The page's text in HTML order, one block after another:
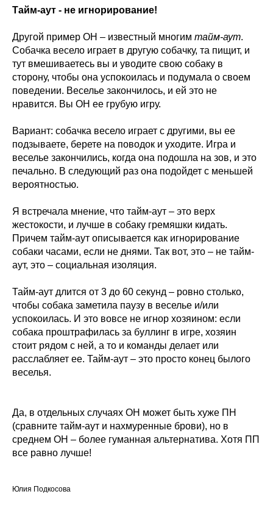
Тайм-аут - не игнорирование!
Другой пример ОН – известный многим тайм-аут.
Собачка весело играет в другую собачку, та пищит, и
тут вмешиваетесь вы и уводите свою собаку в
сторону, чтобы она успокоилась и подумала о своем
поведении. Веселье закончилось, и ей это не
нравится. Вы ОН ее грубую игру.
Вариант: собачка весело играет с другими, вы ее
подзываете, берете на поводок и уходите. Игра и
веселье закончились, когда она подошла на зов, и это
печально. В следующий раз она подойдет с меньшей
вероятностью.
Я встречала мнение, что тайм-аут – это верх
жестокости, и лучше в собаку гремяшки кидать.
Причем тайм-аут описывается как игнорирование
собаки часами, если не днями. Так вот, это – не тайм-
аут, это – социальная изоляция.
Тайм-аут длится от 3 до 60 секунд – ровно столько,
чтобы собака заметила паузу в веселье и/или
успокоилась. И это вовсе не игнор хозяином: если
собака проштрафилась за буллинг в игре, хозяин
стоит рядом с ней, а то и команды делает или
расслабляет ее. Тайм-аут – это просто конец былого
веселья.
Да, в отдельных случаях ОН может быть хуже ПН
(сравните тайм-аут и нахмуренные брови), но в
среднем ОН – более гуманная альтернатива. Хотя ПП
все равно лучше!
Юлия Подкосова